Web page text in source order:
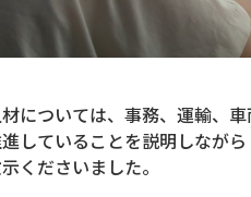
については、事務、運輸、
していることを説明しなが
くださいました。